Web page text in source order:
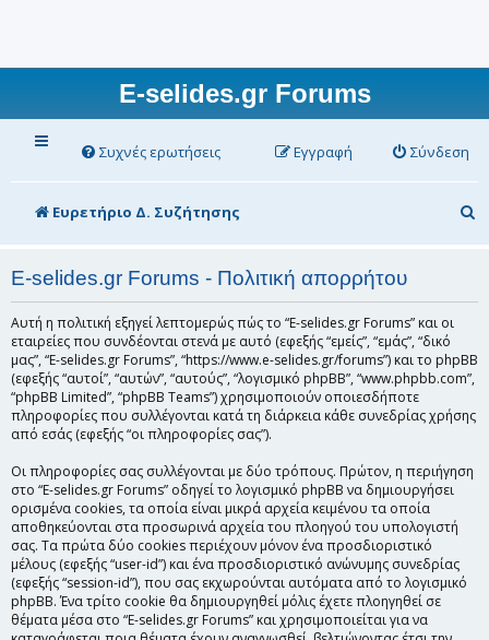
E-selides.gr Forums
Συχνές ερωτήσεις Σύνδεση
Εγγραφή
Ευρετήριο Δ. Συζήτησης
ν
ζ
E-selides.gr Forums - Πολιτική απορρήτου
Αυτή η πολιτική εξηγεί λεπτομερώς πώς το “E-selides.gr Forums” και οι
εταιρείες που συνδέονται στενά με αυτό (εφεξής “εμείς”, “εμάς”, “δικό
μας”, “E-selides.gr Forums”, “https://www.e-selides.gr/forums”) και το phpBB
(εφεξής “αυτοί”, “αυτών”, “αυτούς”, “λογισμικό phpBB”, “www.phpbb.com”,
“phpBB Limited”, “phpBB Teams”) χρησιμοποιούν οποιεσδήποτε
πληροφορίες που συλλέγονται κατά τη διάρκεια κάθε συνεδρίας χρήσης
από εσάς (εφεξής “οι πληροφορίες σας”).
Οι πληροφορίες σας συλλέγονται με δύο τρόπους. Πρώτον, η περιήγηση
στο “E-selides.gr Forums” οδηγεί το λογισμικό phpBB να δημιουργήσει
ορισμένα cookies, τα οποία είναι μικρά αρχεία κειμένου τα οποία
αποθηκεύονται στα προσωρινά αρχεία του πλοηγού του υπολογιστή
σας. Τα πρώτα δύο cookies περιέχουν μόνον ένα προσδιοριστικό
μέλους (εφεξής “user-id”) και ένα προσδιοριστικό ανώνυμης συνεδρίας
(εφεξής “session-id”), που σας εκχωρούνται αυτόματα από το λογισμικό
phpBB. Ένα τρίτο cookie θα δημιουργηθεί μόλις έχετε πλοηγηθεί σε
θέματα μέσα στο “E-selides.gr Forums” και χρησιμοποιείται για να